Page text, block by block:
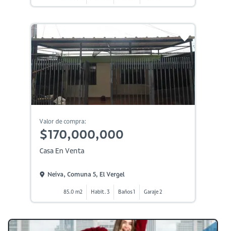
Valor de compra:
$170,000,000
Casa En Venta
Neiva, Comuna 5, El Vergel
85.0 m2 Habit. 3 Baños 1 Garaje 2